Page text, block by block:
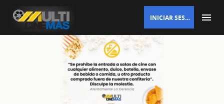
INICIAR SESIÓN